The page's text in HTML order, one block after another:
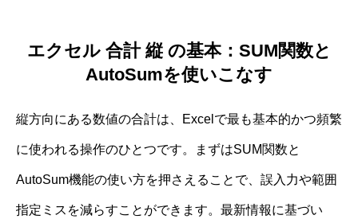
エクセル 合計 縦 の基本：SUM関数と
AutoSumを使いこなす
縦方向にある数値の合計は、Excelで最も基本的かつ頻繁
に使われる操作のひとつです。まずはSUM関数と
AutoSum機能の使い方を押さえることで、誤入力や範囲
指定ミスを減らすことができます。最新情報に基づい